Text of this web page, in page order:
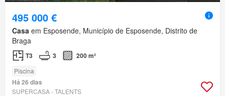
495 000 €
Casa em Esposende, Município de Esposende, Distrito de
Braga
T3 3 200 m²
Piscina
Há 26 dias
SUPERCASA - TALENTS